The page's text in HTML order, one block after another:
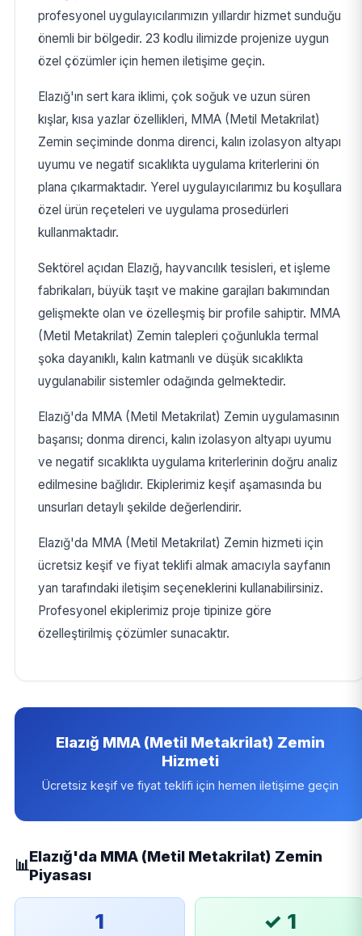
profesyonel uygulayıcılarımızın yıllardır hizmet sunduğu
önemli bir bölgedir. 23 kodlu ilimizde projenize uygun
özel çözümler için hemen iletişime geçin.
Elazığ'ın sert kara iklimi, çok soğuk ve uzun süren
kışlar, kısa yazlar özellikleri, MMA (Metil Metakrilat)
Zemin seçiminde donma direnci, kalın izolasyon altyapı
uyumu ve negatif sıcaklıkta uygulama kriterlerini ön
plana çıkarmaktadır. Yerel uygulayıcılarımız bu koşullara
özel ürün reçeteleri ve uygulama prosedürleri
kullanmaktadır.
Sektörel açıdan Elazığ, hayvancılık tesisleri, et işleme
fabrikaları, büyük taşıt ve makine garajları bakımından
gelişmekte olan ve özelleşmiş bir profile sahiptir. MMA
(Metil Metakrilat) Zemin talepleri çoğunlukla termal
şoka dayanıklı, kalın katmanlı ve düşük sıcaklıkta
uygulanabilir sistemler odağında gelmektedir.
Elazığ'da MMA (Metil Metakrilat) Zemin uygulamasının
başarısı; donma direnci, kalın izolasyon altyapı uyumu
ve negatif sıcaklıkta uygulama kriterlerinin doğru analiz
edilmesine bağlıdır. Ekiplerimiz keşif aşamasında bu
unsurları detaylı şekilde değerlendirir.
Elazığ'da MMA (Metil Metakrilat) Zemin hizmeti için
ücretsiz keşif ve fiyat teklifi almak amacıyla sayfanın
yan tarafındaki iletişim seçeneklerini kullanabilirsiniz.
Profesyonel ekiplerimiz proje tipinize göre
özelleştirilmiş çözümler sunacaktır.
Elazığ MMA (Metil Metakrilat) Zemin
Hizmeti
Ücretsiz keşif ve fiyat teklifi için hemen iletişime geçin
📊
Elazığ'da MMA (Metil Metakrilat) Zemin
Piyasası
1 ✓ 1